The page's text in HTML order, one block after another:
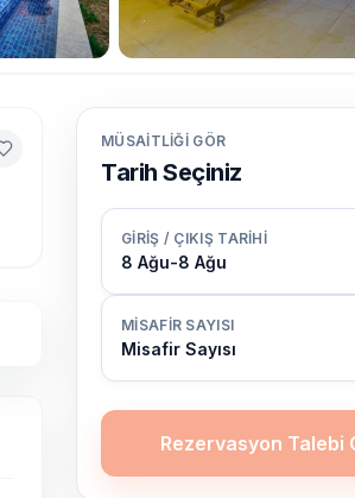
MÜSAITLIĞI GÖR
Tarih Seçiniz
GIRIŞ / ÇIKIŞ TARIHI
8 Ağu-8 Ağu
MISAFIR SAYISI
Misafir Sayısı
Rezervasyon Talebi